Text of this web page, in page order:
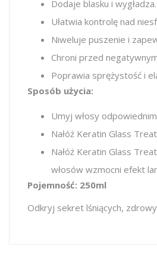
Dodaje blasku i wygładza.
Ułatwia kontrolę nad
Niweluje puszenie i
Chroni przed
Poprawia sprężystość i
Sposób użycia:
Umyj włosy
Nałóż Keratin Glass
Nałóż Keratin Glass
włosów wzmocni efekt
Pojemność: 250ml
Odkryj sekret lśniących,